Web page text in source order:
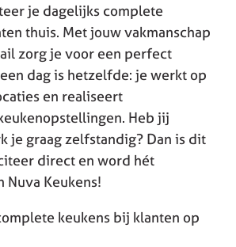
je dagelijks complete
thuis. Met jouw vakmanschap
zorg je voor een perfect
dag is hetzelfde: je werkt op
en realiseert
Heb jij
je graag zelfstandig? Dan is dit
direct en word hét
Keukens!
keukens bij klanten op